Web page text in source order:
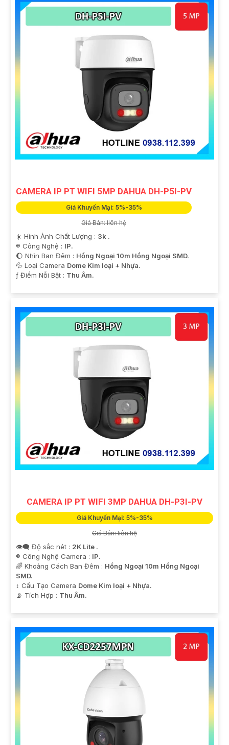
CAMERA IP PT WIFI 5MP DAHUA DH-P5I-PV
Giá Khuyến Mại: 5%-35%
Giá Bán: liên hệ
☀️ Hình Ành Chất Lượng : 3k .
®️ Công Nghệ : IP.
🌔 Nhìn Ban Đêm : Hồng Ngoại 10m Hồng Ngoại SMD.
💦 Loại Camera Dome Kim loại + Nhựa.
️ƒ Điểm Nỗi Bật : Thu Âm.
CAMERA IP PT WIFI 3MP DAHUA DH-P3I-PV
Giá Khuyến Mại: 5%-35%
Giá Bán: liên hệ
👁️‍🗨 Độ sắc nét : 2K Lite .
®️ Công Nghệ Camera : IP.
🌈 Khoảng Cách Ban Đêm : Hồng Ngoại 10m Hồng Ngoại
SMD.
↕️ Cấu Tạo Camera Dome Kim loại + Nhựa.
️📡 Tích Hợp : Thu Âm.